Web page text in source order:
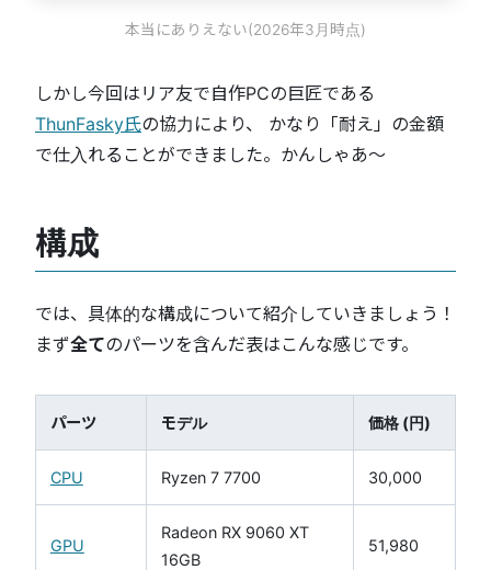
本当にありえない(2026年3月時点)
しかし今回はリア友で自作PCの巨匠である
ThunFasky氏の協力により、 かなり「耐え」の金額
で仕入れることができました。かんしゃあ〜
構成
では、具体的な構成について紹介していきましょう！
まず全てのパーツを含んだ表はこんな感じです。
パーツ モデル 価格 (円)
CPU Ryzen 7 7700 30,000
GPU
Radeon RX 9060 XT
16GB
51,980